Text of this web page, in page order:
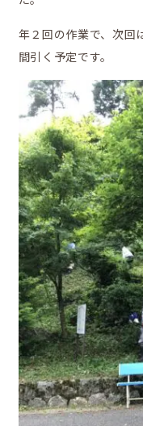
年２回の作業で、次回
間引く予定です。